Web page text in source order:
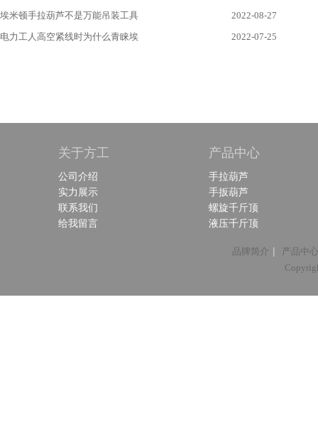
埃米顿手拉葫芦不是万能吊装工具
2022-08-27
电力工人高空紧线时为什么青睐埃
2022-07-25
关于方工
公司介绍
实力展示
联系我们
给我留言
产品中心
手拉葫芦
手扳葫芦
螺旋千斤顶
液压千斤顶
品牌简介 |
产品中心